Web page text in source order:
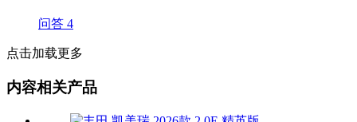
问答 4
点击加载更多
内容相关产品